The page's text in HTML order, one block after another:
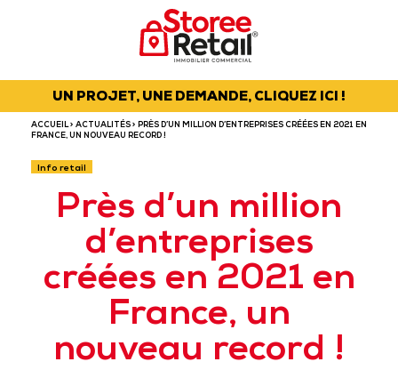
UN PROJET, UNE DEMANDE, CLIQUEZ ICI !
ACCUEIL> ACTUALITÉS > PRÈS D’UN MILLION D’ENTREPRISES CRÉÉES EN 2021 EN
FRANCE, UN NOUVEAU RECORD !
Info retail
Près d’un million
d’entreprises
créées en 2021 en
France, un
nouveau record !